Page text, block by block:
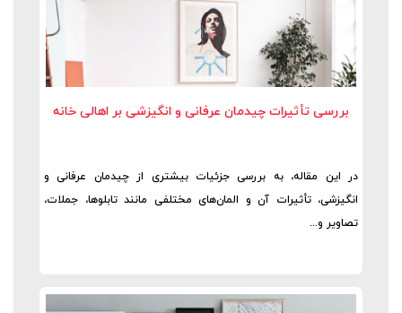
بررسی تأثیرات چیدمان عرفانی و انگیزشی بر اهالی خانه
در این مقاله، به بررسی جزئیات بیشتری از چیدمان عرفانی و
انگیزشی، تأثیرات آن و المان‌های مختلفی مانند تابلوها، جملات،
تصاویر و...